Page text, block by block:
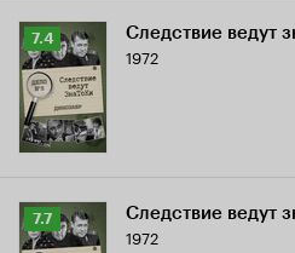
Рейтинг
Кинопоиска
7.4
7.4 Следствие ведут
1972
Рейтинг
Кинопоиска
7.7 Следствие ведут
1972